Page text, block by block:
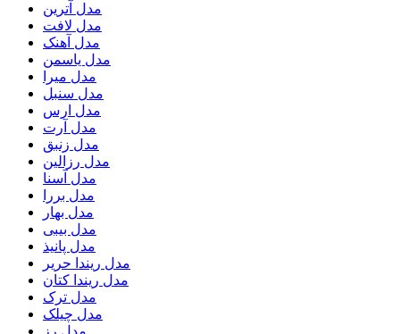
مدل آترین
مدل لافت
مدل آهنک
مدل یاسمن
مدل میرا
مدل سنبل
مدل ارس
مدل آرت
مدل زنبق
مدل رزالین
مدل آسنا
مدل بررا
مدل بهار
مدل بیبی
مدل پانیذ
مدل ریندا حریر
مدل ریندا کتان
مدل ترک
مدل چیلک